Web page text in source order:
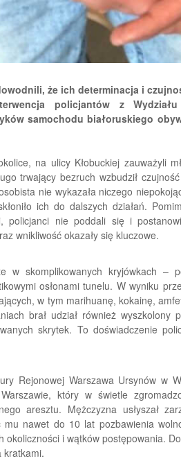
że ich determinacja i
policjantów z Wydziału
samochodu białoruskiego
na ulicy Kłobuckiej zauważyli
trwający bezruch wzbudził
nie wykazała niczego
ich do dalszych działań.
policjanci nie poddali się i
wnikliwość okazały się kluczowe.
w skomplikowanych kryjówkach –
osłonami tunelu. W wyniku
w tym marihuanę, kokainę,
brał udział również wyszkolony
skrytek. To doświadczenie
Rejonowej Warszawa Ursynów w
który w świetle
aresztu. Mężczyzna usłyszał
nawet do 10 lat pozbawienia
okoliczności i wątków postępowania.
kratkami.